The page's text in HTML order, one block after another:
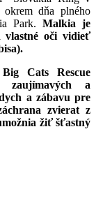
dňa plného
Park. Malkia je
vlastné oči vidieť
Cats Rescue
zaujímavých a
a zábavu pre
zvierat z
žiť šťastný